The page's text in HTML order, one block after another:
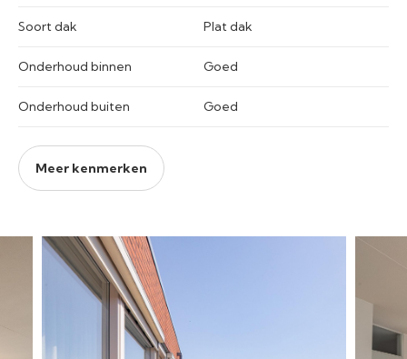
Soort dak Plat dak
Onderhoud binnen Goed
Onderhoud buiten Goed
Meer kenmerken